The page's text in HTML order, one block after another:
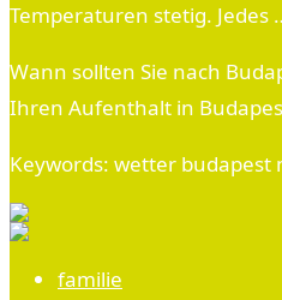
Temperaturen stetig. Jedes
Wann sollten Sie nach
Ihren Aufenthalt in
Keywords: wetter budapest
familie